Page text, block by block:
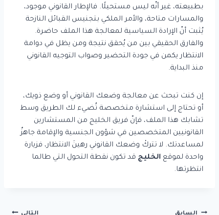
بطبيعته، غير أنّه ليس مستحيلًا. فالإطار القانوني موجود،
والمسارات متاحة، والأمر الملكي بتجنيس القبائل النازحة
يُثبت أنّ الإرادة السياسية لمعالجة هذا الملف حاضرة.
والفارق الحقيقي بين من يُحقق نتيجة ومن يظل في دوامة
الانتظار يكمن في جودة التحضير وصواب التوجيه القانوني
منذ البداية.
إن كنت تبحث عن معالجة وضعك القانوني أو وضع ذويك،
أو تحتاج إلى استشارة متخصصة تُضيء لك الطريق وسط
تشابك هذا الملف، فإنّ فريق الخليج من المستشارين
القانونيين المتخصصين في شؤون الجنسية والإقامة جاهزٌ
لمساعدتك. لا تتركْ وضعك القانوني رهينَ الانتظار، فزيارة
واحدة لموقع الخليج قد تكون نقطة التحول التي طالما
انتظرتها.